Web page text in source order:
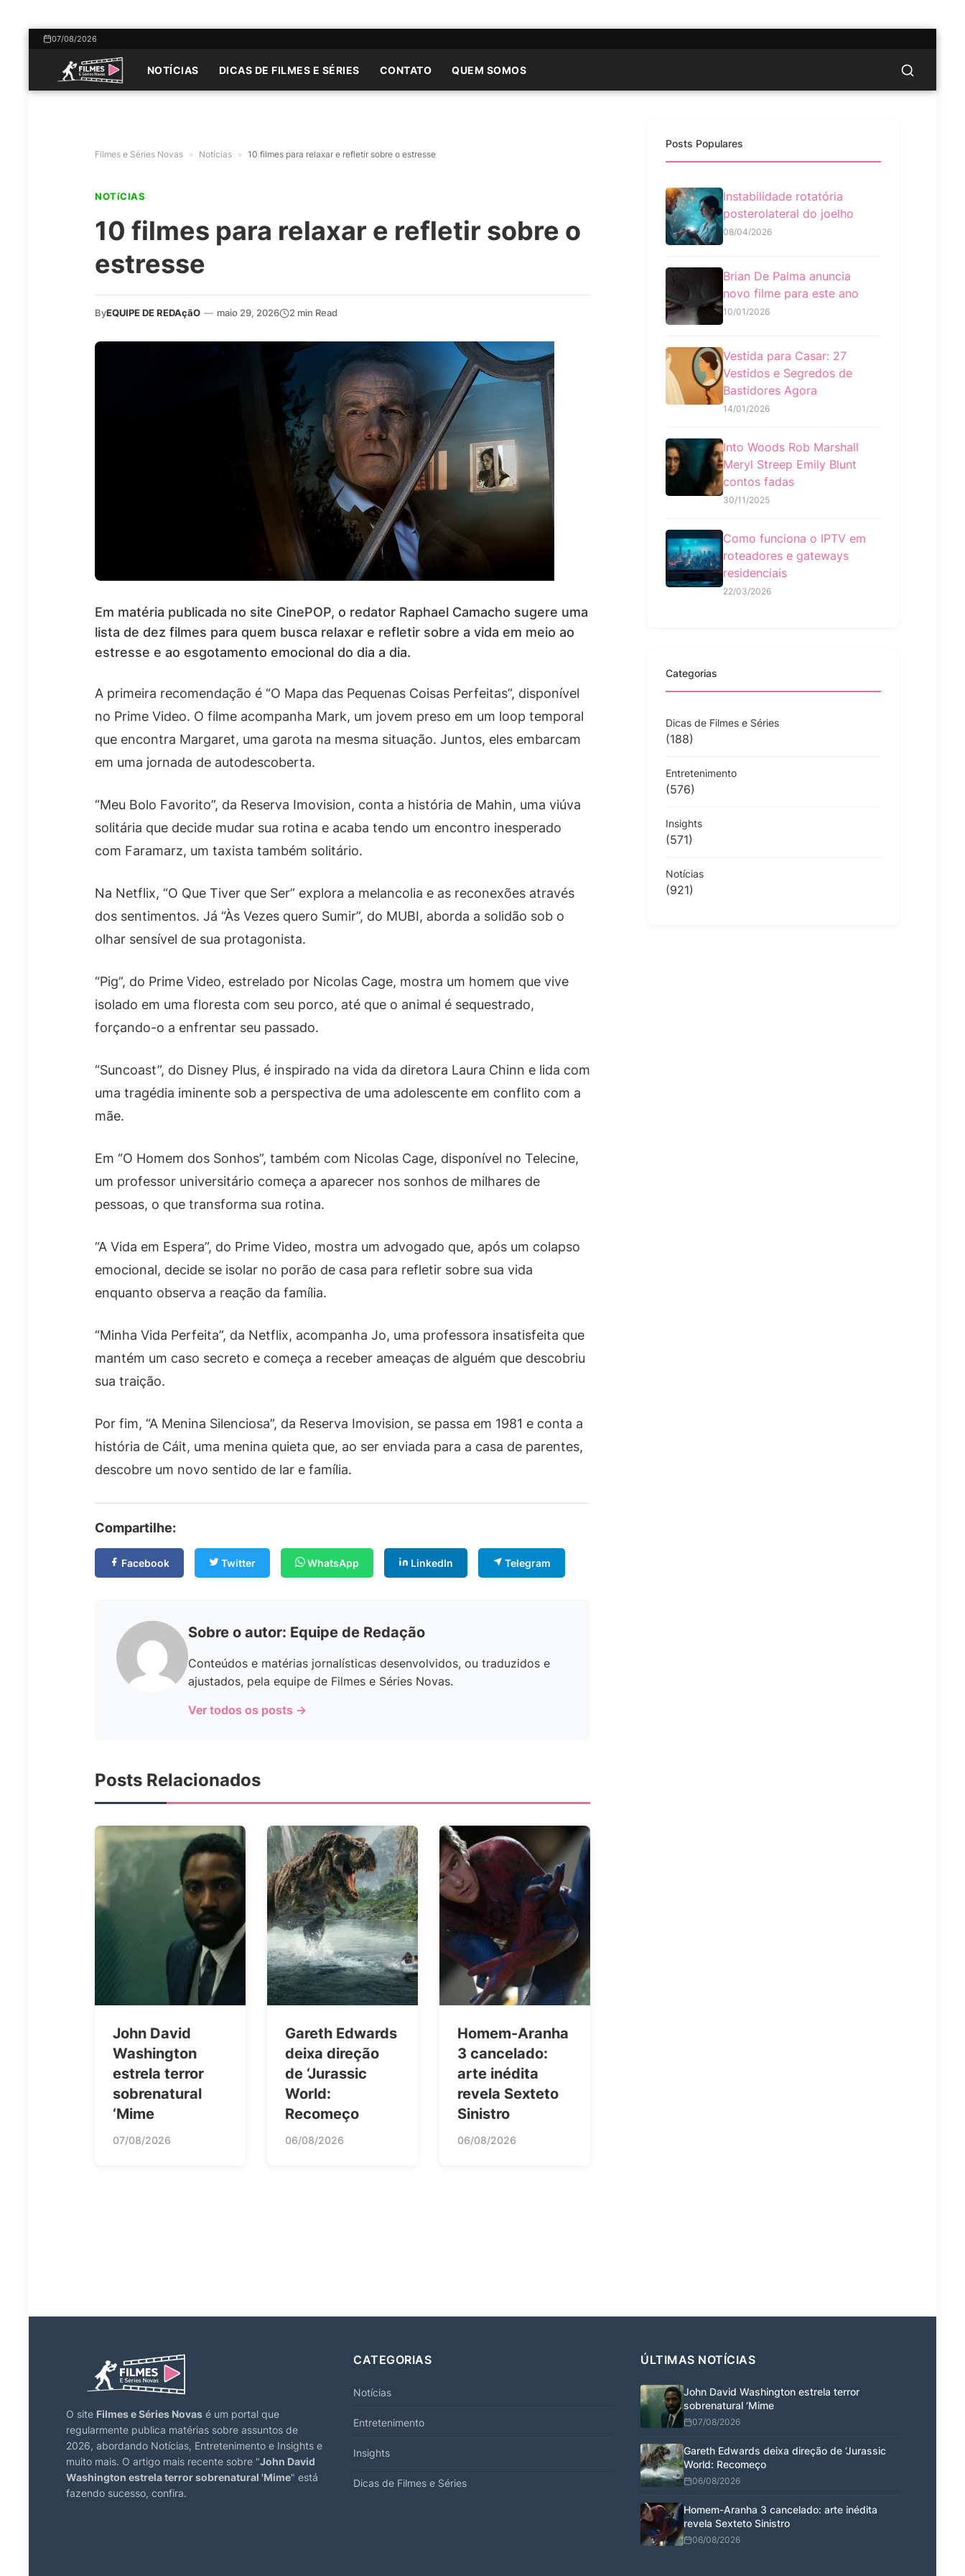
07/08/2026
NOTÍCIAS DICAS DE FILMES E SÉRIES CONTATO QUEM SOMOS
Filmes e Séries Novas » Notícias » 10 filmes para relaxar e refletir sobre o estresse
NOTíCIAS
10 filmes para relaxar e refletir sobre o
estresse
ByEQUIPE DE REDAçãO — maio 29, 2026 2 min Read
Em matéria publicada no site CinePOP, o redator Raphael Camacho sugere uma
lista de dez filmes para quem busca relaxar e refletir sobre a vida em meio ao
estresse e ao esgotamento emocional do dia a dia.
A primeira recomendação é “O Mapa das Pequenas Coisas Perfeitas”, disponível
no Prime Video. O filme acompanha Mark, um jovem preso em um loop temporal
que encontra Margaret, uma garota na mesma situação. Juntos, eles embarcam
em uma jornada de autodescoberta.
“Meu Bolo Favorito”, da Reserva Imovision, conta a história de Mahin, uma viúva
solitária que decide mudar sua rotina e acaba tendo um encontro inesperado
com Faramarz, um taxista também solitário.
Na Netflix, “O Que Tiver que Ser” explora a melancolia e as reconexões através
dos sentimentos. Já “Às Vezes quero Sumir”, do MUBI, aborda a solidão sob o
olhar sensível de sua protagonista.
“Pig”, do Prime Video, estrelado por Nicolas Cage, mostra um homem que vive
isolado em uma floresta com seu porco, até que o animal é sequestrado,
forçando-o a enfrentar seu passado.
“Suncoast”, do Disney Plus, é inspirado na vida da diretora Laura Chinn e lida com
uma tragédia iminente sob a perspectiva de uma adolescente em conflito com a
mãe.
Em “O Homem dos Sonhos”, também com Nicolas Cage, disponível no Telecine,
um professor universitário começa a aparecer nos sonhos de milhares de
pessoas, o que transforma sua rotina.
“A Vida em Espera”, do Prime Video, mostra um advogado que, após um colapso
emocional, decide se isolar no porão de casa para refletir sobre sua vida
enquanto observa a reação da família.
“Minha Vida Perfeita”, da Netflix, acompanha Jo, uma professora insatisfeita que
mantém um caso secreto e começa a receber ameaças de alguém que descobriu
sua traição.
Por fim, “A Menina Silenciosa”, da Reserva Imovision, se passa em 1981 e conta a
história de Cáit, uma menina quieta que, ao ser enviada para a casa de parentes,
descobre um novo sentido de lar e família.
Compartilhe:
Facebook Twitter WhatsApp LinkedIn Telegram
Sobre o autor: Equipe de Redação
Conteúdos e matérias jornalísticas desenvolvidos, ou traduzidos e
ajustados, pela equipe de Filmes e Séries Novas.
Ver todos os posts →
Posts Relacionados
John David
Washington
estrela terror
sobrenatural
‘Mime
07/08/2026
Gareth Edwards
deixa direção
de ‘Jurassic
World:
Recomeço
06/08/2026
Homem-Aranha
3 cancelado:
arte inédita
revela Sexteto
Sinistro
06/08/2026
Posts Populares
Instabilidade rotatória
posterolateral do joelho
08/04/2026
Brian De Palma anuncia
novo filme para este ano
10/01/2026
Vestida para Casar: 27
Vestidos e Segredos de
Bastidores Agora
14/01/2026
Into Woods Rob Marshall
Meryl Streep Emily Blunt
contos fadas
30/11/2025
Como funciona o IPTV em
roteadores e gateways
residenciais
22/03/2026
Categorias
Dicas de Filmes e Séries
(188)
Entretenimento
(576)
Insights
(571)
Notícias
(921)
O site Filmes e Séries Novas é um portal que
regularmente publica matérias sobre assuntos de
2026, abordando Notícias, Entretenimento e Insights e
muito mais. O artigo mais recente sobre "John David
Washington estrela terror sobrenatural 'Mime" está
fazendo sucesso, confira.
CATEGORIAS
Notícias
Entretenimento
Insights
Dicas de Filmes e Séries
ÚLTIMAS NOTÍCIAS
John David Washington estrela terror
sobrenatural ‘Mime
07/08/2026
Gareth Edwards deixa direção de ‘Jurassic
World: Recomeço
06/08/2026
Homem-Aranha 3 cancelado: arte inédita
revela Sexteto Sinistro
06/08/2026